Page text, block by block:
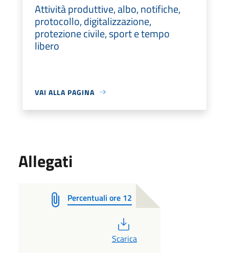
Attività produttive, albo, notifiche,
protocollo, digitalizzazione,
protezione civile, sport e tempo
libero
VAI ALLA PAGINA
Allegati
Percentuali ore 12
Scarica